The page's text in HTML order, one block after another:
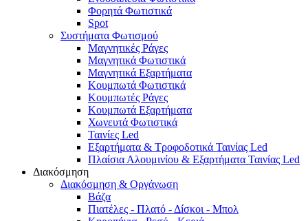
Φορητά Φωτιστικά
Spot
Συστήματα Φωτισμού
Μαγνητικές Ράγες
Μαγνητικά Φωτιστικά
Μαγνητικά Εξαρτήματα
Κουμπωτά Φωτιστικά
Κουμπωτές Ράγες
Κουμπωτά Εξαρτήματα
Χωνευτά Φωτιστικά
Ταινίες Led
Εξαρτήματα & Τροφοδοτικά Ταινίας Led
Πλαίσια Αλουμινίου & Εξαρτήματα Ταινίας Led
Διακόσμηση
Διακόσμηση & Οργάνωση
Βάζα
Πιατέλες - Πλατό - Δíσκοι - Μπολ